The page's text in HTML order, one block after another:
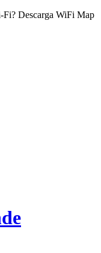
Fi? Descarga WiFi Map